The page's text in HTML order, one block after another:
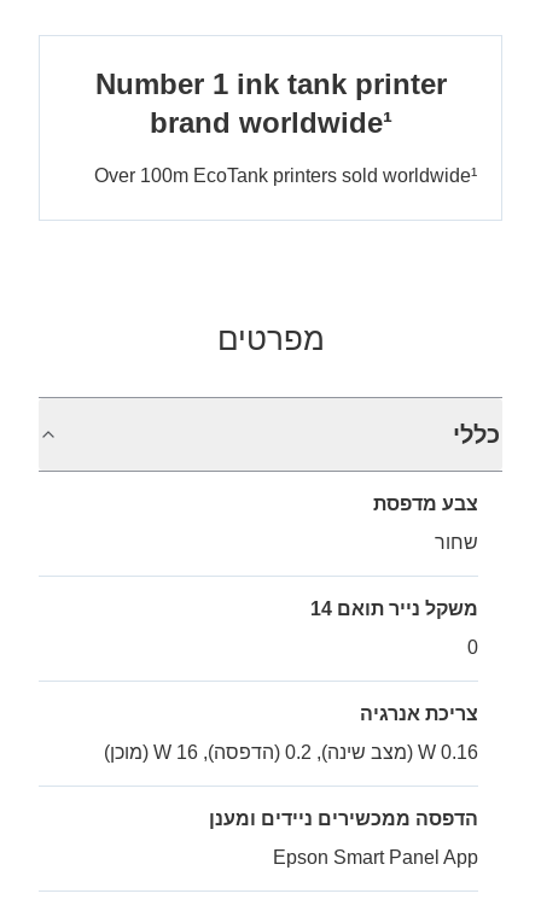
Number 1 ink tank printer
brand worldwide¹
Over 100m EcoTank printers sold worldwide¹
מפרטים
כללי
צבע מדפסת
שחור
משקל נייר תואם 14
0
צריכת אנרגיה
0.16 W (מצב שינה), 0.2 (הדפסה), 16 W (מוכן)
הדפסה ממכשירים ניידים ומענן
Epson Smart Panel App